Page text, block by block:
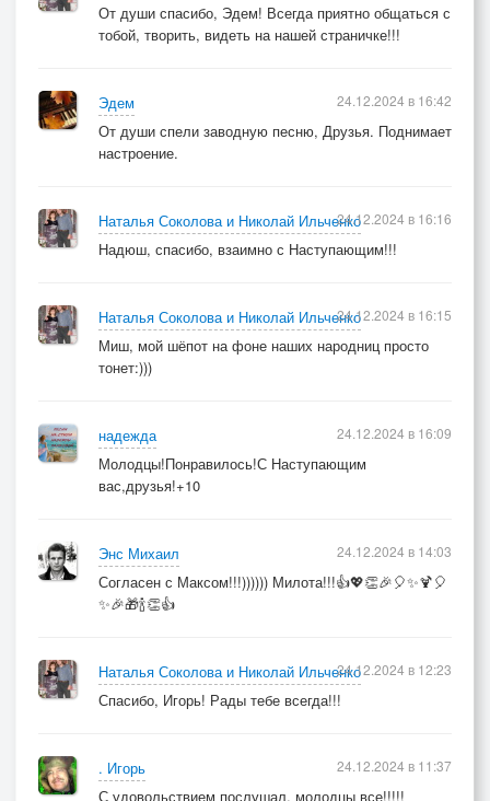
От души спасибо, Эдем! Всегда приятно общаться с
тобой, творить, видеть на нашей страничке!!!
Эдем
От души спели заводную песню, Друзья. Поднимает
настроение.
24.12.2024 в 16:42
Наталья Соколова и Николай Ильченко
Надюш, спасибо, взаимно с Наступающим!!!
24.12.2024 в 16:16
Наталья Соколова и Николай Ильченко
Миш, мой шёпот на фоне наших народниц просто
тонет:)))
24.12.2024 в 16:15
надежда
Молодцы!Понравилось!С Наступающим
вас,друзья!+10
24.12.2024 в 16:09
Энс Михаил
Согласен с Максом!!!)))))) Милота!!!👍💖👏🎉🎈✨🍹🎈
✨🎉🎁🍾👏👍
24.12.2024 в 14:03
Наталья Соколова и Николай Ильченко
Спасибо, Игорь! Рады тебе всегда!!!
24.12.2024 в 12:23
. Игорь
С удовольствием послушал, молодцы все!!!!!
24.12.2024 в 11:37